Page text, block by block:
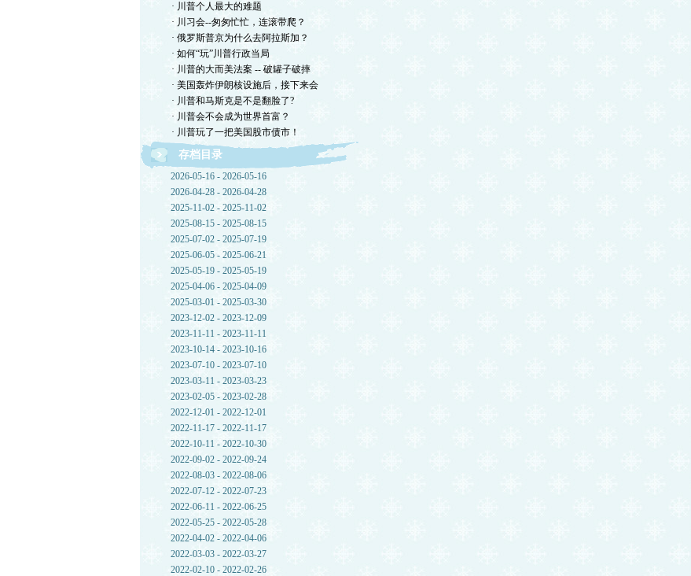
· 川普个人最大的难题
· 川习会--匆匆忙忙，连滚带爬？
· 俄罗斯普京为什么去阿拉斯加？
· 如何“玩”川普行政当局
· 川普的大而美法案 -- 破罐子破摔
· 美国轰炸伊朗核设施后，接下来会
· 川普和马斯克是不是翻脸了?
· 川普会不会成为世界首富？
· 川普玩了一把美国股市债市！
存档目录
2026-05-16 - 2026-05-16
2026-04-28 - 2026-04-28
2025-11-02 - 2025-11-02
2025-08-15 - 2025-08-15
2025-07-02 - 2025-07-19
2025-06-05 - 2025-06-21
2025-05-19 - 2025-05-19
2025-04-06 - 2025-04-09
2025-03-01 - 2025-03-30
2023-12-02 - 2023-12-09
2023-11-11 - 2023-11-11
2023-10-14 - 2023-10-16
2023-07-10 - 2023-07-10
2023-03-11 - 2023-03-23
2023-02-05 - 2023-02-28
2022-12-01 - 2022-12-01
2022-11-17 - 2022-11-17
2022-10-11 - 2022-10-30
2022-09-02 - 2022-09-24
2022-08-03 - 2022-08-06
2022-07-12 - 2022-07-23
2022-06-11 - 2022-06-25
2022-05-25 - 2022-05-28
2022-04-02 - 2022-04-06
2022-03-03 - 2022-03-27
2022-02-10 - 2022-02-26